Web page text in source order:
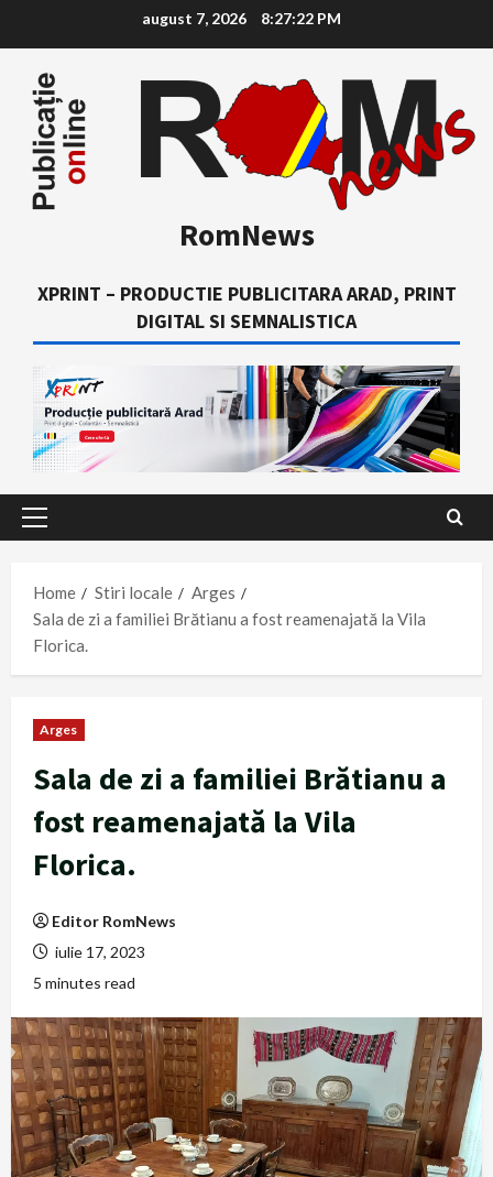
content
august 7, 2026 8:27:23 PM
RomNews
XPRINT – PRODUCTIE PUBLICITARA ARAD, PRINT
DIGITAL SI SEMNALISTICA
Primary
Home
Stiri locale
Arges
Sala de zi a familiei Brătianu a fost reamenajată la Vila
Florica.
Arges
Sala de zi a familiei Brătianu a
fost reamenajată la Vila
Florica.
Editor RomNews
iulie 17, 2023
5 minutes read